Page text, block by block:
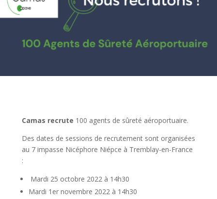
Camas recrute 100 agents de sûreté aéroportuaire.
Des dates de sessions de recrutement sont organisées
au 7 impasse Nicéphore Niépce à Tremblay-en-France
:
Mardi 25 octobre 2022 à 14h30
Mardi 1er novembre 2022 à 14h30